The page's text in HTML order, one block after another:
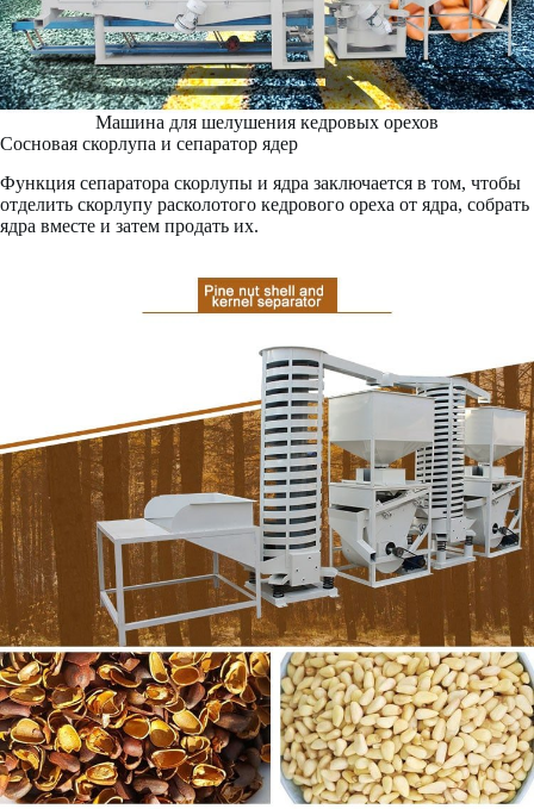
Машина для шелушения кедровых орехов
Сосновая скорлупа и сепаратор ядер
Функция сепаратора скорлупы и ядра заключается в том, чтобы
отделить скорлупу расколотого кедрового ореха от ядра, собрать
ядра вместе и затем продать их.